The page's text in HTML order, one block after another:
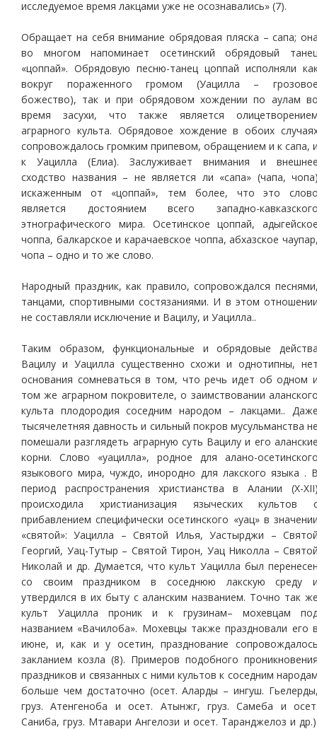
исследуемое время лакцами уже не осознавались» (7).
Обращает на себя внимание обрядовая пляска – сапа;
во многом напоминает осетинский обрядовый
«цоппай». Обрядовую песню-танец цоппай исполняли
вокруг пораженного громом (Уацилла –
божество), так и при обрядовом хождении по аулам
время засухи, что также является
аграрного культа. Обрядовое хождение в обоих
сопровождалось громким припевом, обращением и к сапа,
к Уацилла (Елиа). Заслуживает внимания и
сходство названия – не является ли «сапа» (чапа,
искаженным от «цоппай», тем более, что это
является достоянием всего западно-
этнографического мира. Осетинское цоппай,
чоппа, балкарское и карачаевское чоппа, абхазское
чопа – одно и то же слово.
Народный праздник, как правило, сопровождался
танцами, спортивными состязаниями. И в этом
не составляли исключение и Вацилу, и Уацилла..
Таким образом, функциональные и обрядовые
Вацилу и Уацилла существенно схожи и однотипны,
основания сомневаться в том, что речь идет об одном
том же аграрном покровителе, о заимствовании
культа плодородия соседним народом – лакцами..
тысячелетняя давность и сильный покров мусульманства
помешали разглядеть аграрную суть Вацилу и его
корни. Слово «уацилла», родное для алано-
языкового мира, чуждо, инородно для лакского языка .
период распространения христианства в Алании (Х-
происходила христианизация языческих культов
прибавлением специфически осетинского «уац» в
«святой»: Уацилла – Святой Илья, Уастырджи –
Георгий, Уац-Тутыр – Святой Тирон, Уац Николла –
Николай и др. Думается, что культ Уацилла был
со своим праздником в соседнюю лакскую среду
утвердился в их быту с аланским названием. Точно так
культ Уацилла проник и к грузинам– мохевцам
названием «Вачилоба». Мохевцы также праздновали его
июне, и, как и у осетин, празднование
закланием козла (8). Примеров подобного
праздников и связанных с ними культов к соседним
больше чем достаточно (осет. Аларды – ингуш.
груз. Атенгеноба и осет. Атынжг, груз. Самеба и
Саниба, груз. Мтавари Ангелози и осет. Таранджелоз и